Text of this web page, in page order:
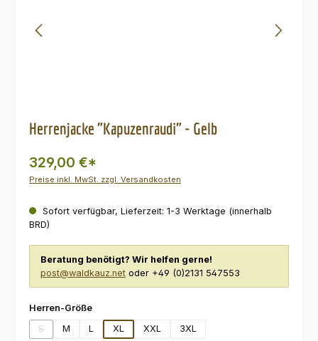
Herrenjacke "Kapuzenraudi" - Gelb
329,00 €*
Preise inkl. MwSt. zzgl. Versandkosten
Sofort verfügbar, Lieferzeit: 1-3 Werktage (innerhalb
BRD)
Beratung benötigt? Wir helfen gerne!
post@waldkauz.net oder +49 (0)2131 547553
Herren-Größeauswählen
S
(Diese Option ist zurzeit nicht verfügbar.)
M L XL XXL 3XL